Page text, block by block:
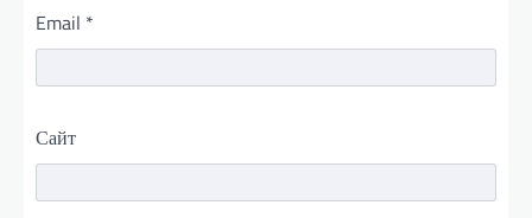
Email *
Сайт